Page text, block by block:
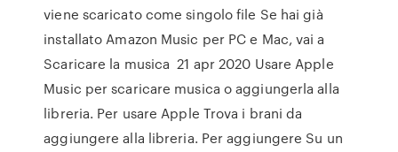
viene scaricato come singolo file Se hai già
installato Amazon Music per PC e Mac, vai a
Scaricare la musica 21 apr 2020 Usare Apple
Music per scaricare musica o aggiungerla alla
libreria. Per usare Apple Trova i brani da
aggiungere alla libreria. Per aggiungere Su un